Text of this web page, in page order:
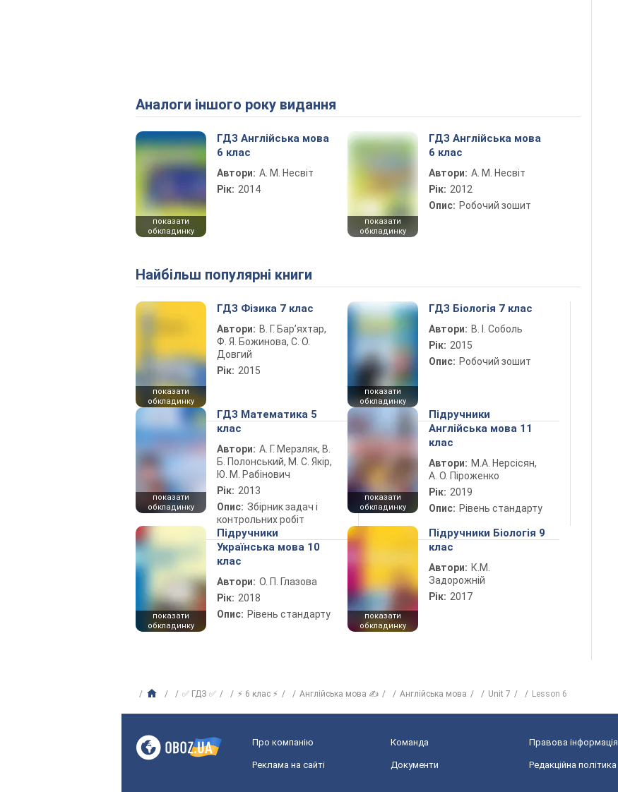
Аналоги іншого року видання
показати
обкладинку
ГДЗ Англійська мова
6 клас
Автори: А. М. Несвіт
Рік: 2014
показати
обкладинку
ГДЗ Англійська мова
6 клас
Автори: А. М. Несвіт
Рік: 2012
Опис: Робочий зошит
Найбільш популярні книги
показати
обкладинку
ГДЗ Фізика 7 клас
Автори: В. Г. Бар’яхтар,
Ф. Я. Божинова, С. О.
Довгий
Рік: 2015
показати
обкладинку
ГДЗ Біологія 7 клас
Автори: В. І. Соболь
Рік: 2015
Опис: Робочий зошит
показати
обкладинку
ГДЗ Математика 5
клас
Автори: А. Г. Мерзляк, В.
Б. Полонський, М. С. Якір,
Ю. М. Рабінович
Рік: 2013
Опис: Збірник задач і
контрольних робіт
показати
обкладинку
Підручники
Англійська мова 11
клас
Автори: М.А. Нерсісян,
А. О. Піроженко
Рік: 2019
Опис: Рівень стандарту
показати
обкладинку
Підручники
Українська мова 10
клас
Автори: О. П. Глазова
Рік: 2018
Опис: Рівень стандарту
показати
обкладинку
Підручники Біологія 9
клас
Автори: К.М.
Задорожній
Рік: 2017
✅ ГДЗ ✅ ⚡ 6 клас ⚡ Англійська мова ✍ Англійська мова Unit 7 Lesson 6
Про компанію Команда Правова інформація
Реклама на сайті Документи Редакційна політика